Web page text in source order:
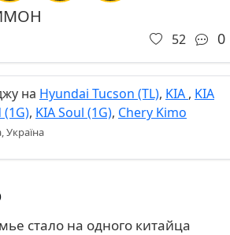
52 0
на Hyundai Tucson (TL), KIA , KIA
(1G), KIA Soul (1G), Chery Kimo
Україна
стало на одного китайца